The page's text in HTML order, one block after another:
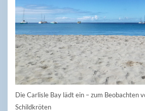
Die Carlisle Bay lädt ein – zum Beobachten
Schildkröten